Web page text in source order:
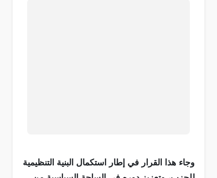
وجاء هذا القرار في إطار استكمال البنية التنظيمية